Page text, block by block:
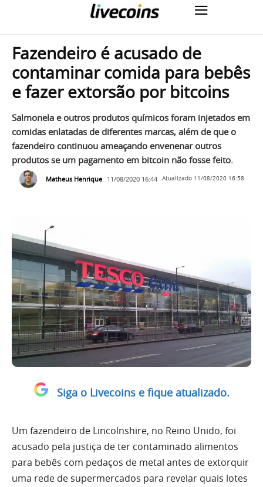
Fazendeiro é acusado de
contaminar comida para bebês
e fazer extorsão por bitcoins
Salmonela e outros produtos químicos foram injetados em
comidas enlatadas de diferentes marcas, além de que o
fazendeiro continuou ameaçando envenenar outros
produtos se um pagamento em bitcoin não fosse feito.
Matheus Henrique 11/08/2020 16:44 Atualizado 11/08/2020 16:58
Siga o Livecoins e fique atualizado.
Um fazendeiro de Lincolnshire, no Reino Unido, foi
acusado pela justiça de ter contaminado alimentos
para bebês com pedaços de metal antes de extorquir
uma rede de supermercados para revelar quais lotes